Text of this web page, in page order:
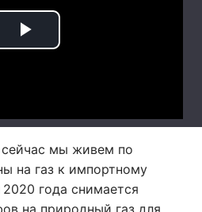
мы живем по
на газ к импортному
2020 года снимается
на природный газ для